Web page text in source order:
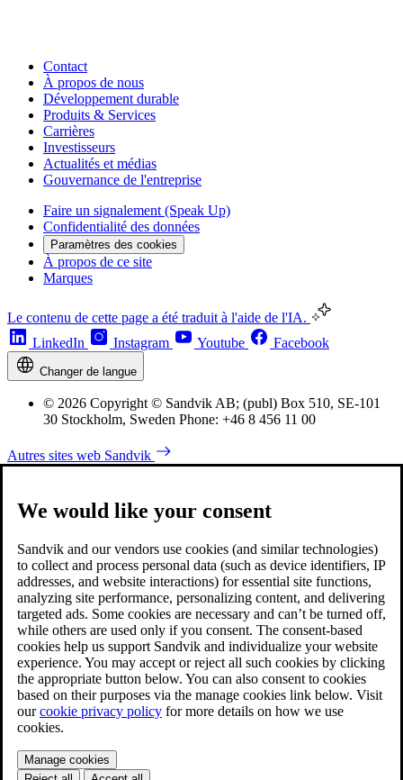
Contact
À propos de nous
Développement durable
Produits & Services
Carrières
Investisseurs
Actualités et médias
Gouvernance de l'entreprise
Faire un signalement (Speak Up)
Confidentialité des données
Paramètres des cookies
À propos de ce site
Marques
Le contenu de cette page a été traduit à l'aide de l'IA.
LinkedIn
Instagram Youtube Facebook
Changer de langue
© 2026 Copyright © Sandvik AB; (publ) Box 510, SE-101
30 Stockholm, Sweden Phone: +46 8 456 11 00
Autres sites web Sandvik
We would like your consent
Sandvik and our vendors use cookies (and similar technologies)
to collect and process personal data (such as device identifiers, IP
addresses, and website interactions) for essential site functions,
analyzing site performance, personalizing content, and delivering
targeted ads. Some cookies are necessary and can’t be turned off,
while others are used only if you consent. The consent-based
cookies help us support Sandvik and individualize your website
experience. You may accept or reject all such cookies by clicking
the appropriate button below. You can also consent to cookies
based on their purposes via the manage cookies link below. Visit
ourcookie privacy policy for more details on how we use
cookies.
Manage cookies